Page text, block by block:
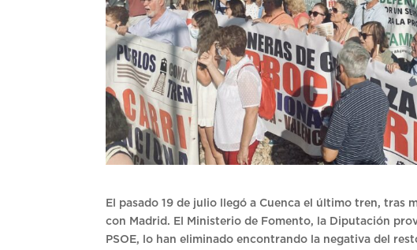
El pasado 19 de julio llegó a Cuenca el último tren, tras
con Madrid. El Ministerio de Fomento, la Diputación
PSOE, lo han eliminado encontrando la negativa del